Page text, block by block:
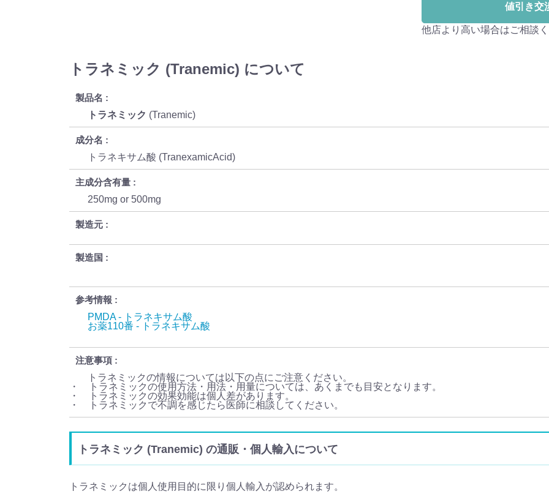
値引き交
他店より高い場合はご相談
トラネミック (Tranemic) について
製品名
トラネミック (Tranemic)
成分名
トラネキサム酸 (TranexamicAcid)
主成分含有量
250mg or 500mg
製造元
製造国
参考情報
PMDA - トラネキサム酸
お薬110番 - トラネキサム酸
注意事項
トラネミックの情報については以下の点にご注意ください。
・ トラネミックの使用方法・用法・用量については、あくまでも目安となります。
・ トラネミックの効果効能は個人差があります。
・ トラネミックで不調を感じたら医師に相談してください。
トラネミック (Tranemic) の通販・個人輸入について
トラネミックは個人使用目的に限り個人輸入が認められます。